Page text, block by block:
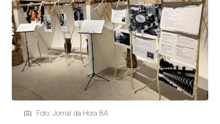
Foto: Jornal da Hora BA